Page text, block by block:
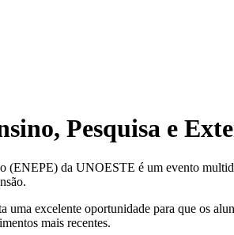
Pesquisa e
da UNOESTE é um evento
excelente oportunidade para que os
mais recentes.